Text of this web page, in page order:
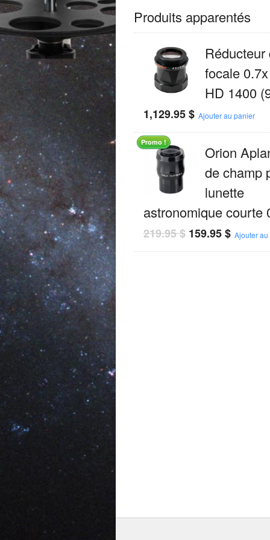
Produits apparentés
Réducteur
focale
HD 1400
1,129.95$ Ajouter au panier
Promo !
Orion
de champ
lunette
astronomique courte
219.95$ 159.95$ Ajouter